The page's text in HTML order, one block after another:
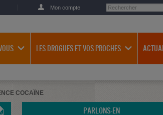
Mon compte
LES DROGUES ET VOS PROCHES
COCAÏNE
PARLONS-EN